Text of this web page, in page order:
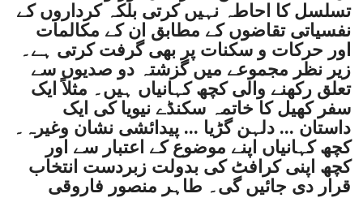
تسلسل کا احاطہ نہیں کرتی بلکہ کرداروں کے
نفسیاتی تقاضوں کے مطابق ان کے مکالمات
اور حرکات و سکنات پر بھی گرفت کرتی ہے۔
زیر نظر مجموعے میں گزشتہ دو صدیوں سے
تعلق رکھنے والی کچھ کہانیاں ہیں۔ مثلاً ایک
سفر کھیل کا خاتمہ سکنڈے نیویا کی ایک
داستان ... دلہن گڑیا ... پیدائشی نشان وغیرہ۔
کچھ کہانیاں اپنے موضوع کے اعتبار سے اور
کچھ اپنی کرافٹ کی بدولت زبردست انتخاب
قرار دی جائیں گی۔ طاہر منصور فاروقی